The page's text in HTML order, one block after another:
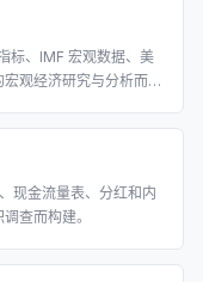
标、IMF 宏观数据、美
观经济研究与分析而构
现金流量表、分红和内
查而构建。